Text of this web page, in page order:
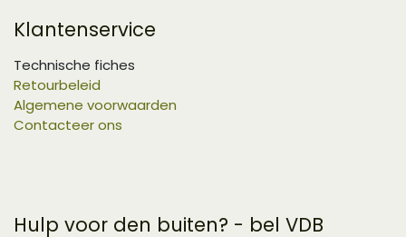
Klantenservice
Technische fiches
Retourbeleid
Algemene voorwaarden
Contacteer ons
Hulp voor den buiten? - bel VDB